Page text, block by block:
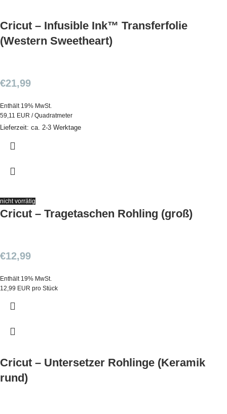
Cricut – Infusible Ink™ Transferfolie
(Western Sweetheart)
€21,99
Enthält 19% MwSt.
59,11 EUR / Quadratmeter
Lieferzeit: ca. 2-3 Werktage
nicht vorrätig
Cricut – Tragetaschen Rohling (groß)
€12,99
Enthält 19% MwSt.
12,99 EUR pro Stück
Cricut – Untersetzer Rohlinge (Keramik
rund)